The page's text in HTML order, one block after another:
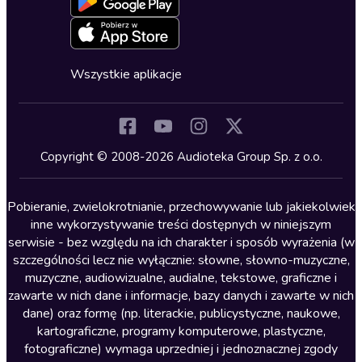
Kryminały
Lektury szkolne
Literatura anglojęzyczna
Literatura faktu
Literatura obyczajowa
Literatura piękna obca
Literatura piękna polska
Nagrania relaksacyjne
Deklaracja dostępności
Oferta dla firm i bibliotek
Zapowiedzi
Cykle audiobooków
Wszystkie aplikacje
Copyright © 2008-2026 Audioteka Group Sp. z o.o.
Pobieranie, zwielokrotnianie, przechowywanie lub jakiekolwiek
inne wykorzystywanie treści dostępnych w niniejszym
serwisie - bez względu na ich charakter i sposób wyrażenia (w
szczególności lecz nie wyłącznie: słowne, słowno-muzyczne,
muzyczne, audiowizualne, audialne, tekstowe, graficzne i
zawarte w nich dane i informacje, bazy danych i zawarte w nich
dane) oraz formę (np. literackie, publicystyczne, naukowe,
kartograficzne, programy komputerowe, plastyczne,
fotograficzne) wymaga uprzedniej i jednoznacznej zgody